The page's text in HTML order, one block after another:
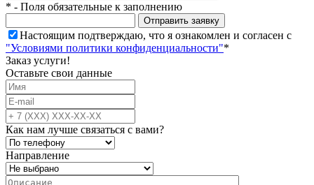
* - Поля обязательные к заполнению
Настоящим подтверждаю, что я ознакомлен и согласен с
"Условиями политики конфиденциальности"*
Заказ услуги!
Оставьте свои данные
Как нам лучше связаться с вами?
Направление